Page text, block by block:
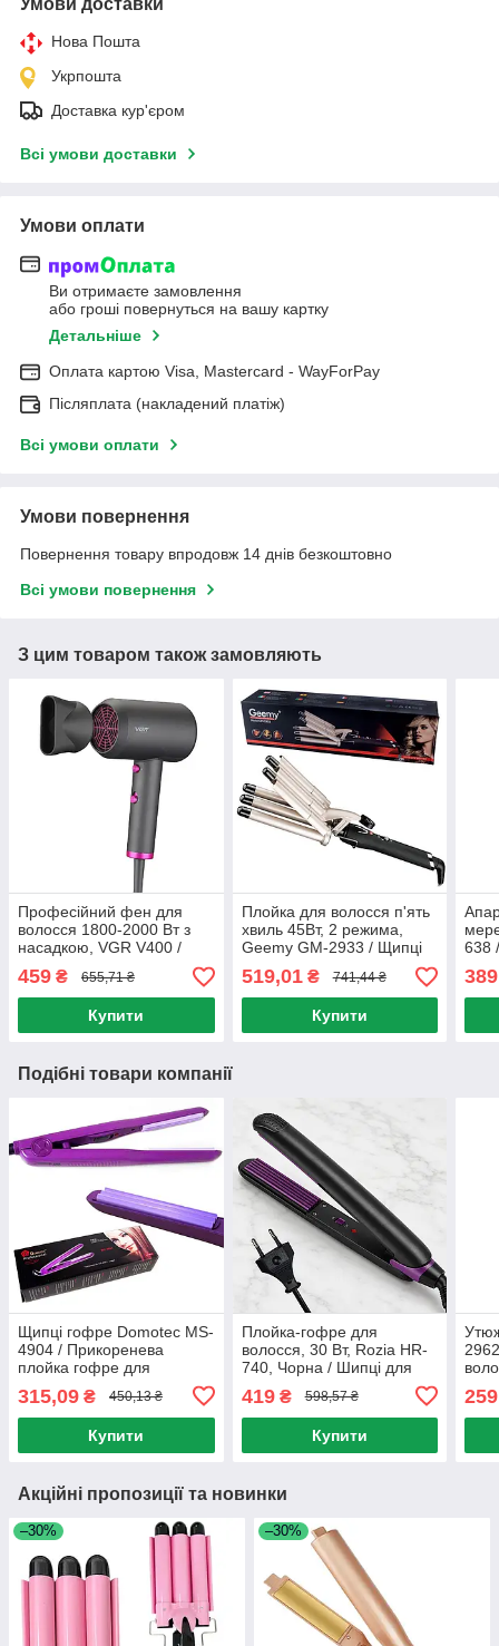
Умови доставки
Нова Пошта
Укрпошта
Доставка кур'єром
Всі умови доставки
Умови оплати
Ви отримаєте замовлення
або гроші повернуться на вашу картку
Детальніше
Оплата картою Visa, Mastercard - WayForPay
Післяплата (накладений платіж)
Всі умови оплати
Умови повернення
Повернення товару впродовж 14 днів безкоштовно
Всі умови повернення
З цим товаром також замовляють
Професійний фен для
волосся 1800-2000 Вт з
насадкою, VGR V400 /
Потужний фен для
укладання волосся
459 ₴ 655,71 ₴
Купити
Плойка для волосся п'ять
хвиль 45Вт, 2 режима,
Geemy GM-2933 / Щипці
для завивки волосся з
регулюванням
температури
519,01₴ 741,44 ₴
Купити
638
389
Подібні товари компанії
Щипці гофре Domotec MS-
4904 / Прикоренева
плойка гофре для
315,09 ₴ 450,13 ₴
Купити
Плойка-гофре для
волосся, 30 Вт, Rozia HR-
740, Чорна / Шипці для
прикореневий об'єм /
Стайлер для волосся
419₴ 598,57 ₴
Купити
Акційні пропозиції та новинки
–30% –30%